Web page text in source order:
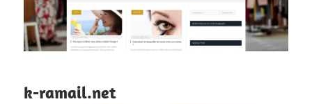
k-ramail.net